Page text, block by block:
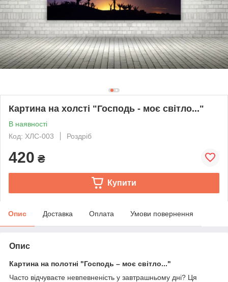
Картина на холсті "Господь - моє світло..."
В наявності
Код: ХЛС-003
Роздріб
420 ₴
Купити
Опис Доставка Оплата Умови повернення
Опис
Картина на полотні "Господь – моє світло..."
Часто відчуваєте невпевненість у завтрашньому дні? Ця